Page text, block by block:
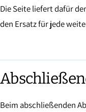
Die Seite liefert dafür
den Ersatz für jede
Beim abschließenden